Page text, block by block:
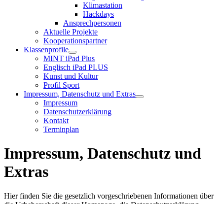
Klimastation
Hackdays
Ansprechpersonen
Aktuelle Projekte
Kooperationspartner
Klassenprofile
MINT iPad Plus
Englisch iPad PLUS
Kunst und Kultur
Profil Sport
Impressum, Datenschutz und Extras
Impressum
Datenschutzerklärung
Kontakt
Terminplan
Impressum, Datenschutz und
Extras
Hier finden Sie die gesetzlich vorgeschriebenen Informationen über